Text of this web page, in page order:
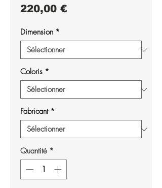
220,00 €Prix
Dimension *
Coloris *
Fabricant *
Quantité *